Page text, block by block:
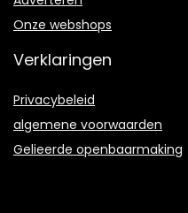
Onze webshops
Verklaringen
Privacybeleid
algemene voorwaarden
Gelieerde openbaarmaking